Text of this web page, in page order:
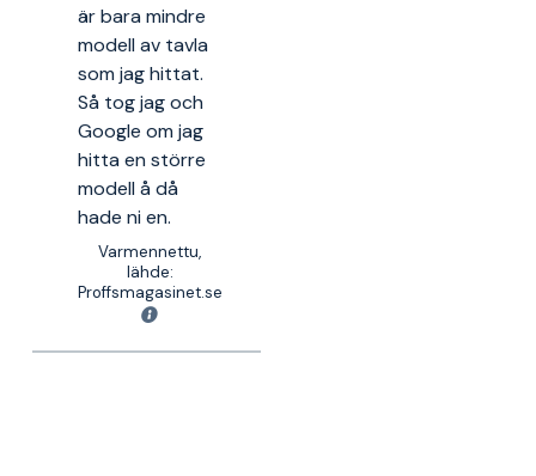
är bara mindre
modell av tavla
som jag hittat.
Så tog jag och
Google om jag
hitta en större
modell å då
hade ni en.
Varmennettu,
lähde:
Proffsmagasinet.se